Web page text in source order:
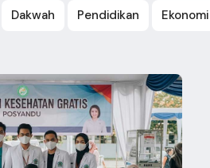
Dakwah Pendidikan Ekonomi